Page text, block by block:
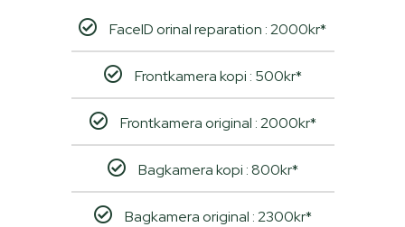
FaceID orinal reparation : 2000kr*
Frontkamera kopi : 500kr*
Frontkamera original : 2000kr*
Bagkamera kopi : 800kr*
Bagkamera original : 2300kr*